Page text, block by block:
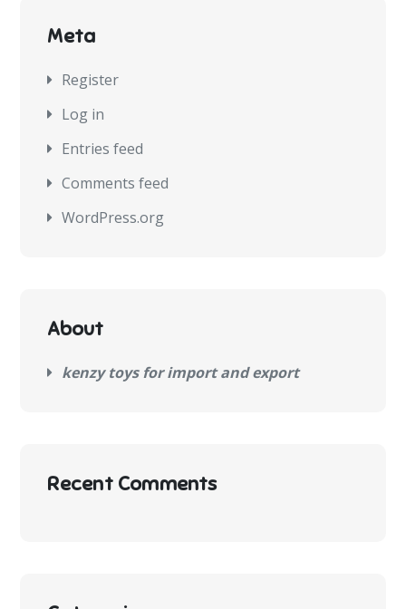
Meta
Register
Log in
Entries feed
Comments feed
WordPress.org
About
kenzy toys for import and export
Recent Comments